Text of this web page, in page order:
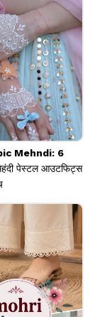
Mehndi: 6
पेस्टल आउटफिट्स